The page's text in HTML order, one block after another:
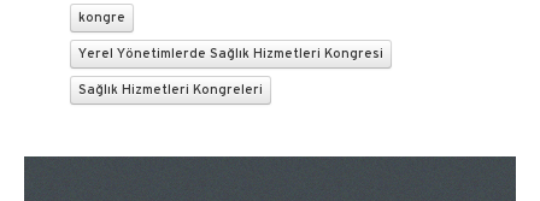
kongre
Yerel Yönetimlerde Sağlık Hizmetleri Kongresi
Sağlık Hizmetleri Kongreleri